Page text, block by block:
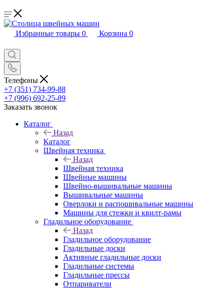
Избранные товары 0 Корзина 0
Телефоны
+7 (351) 734-99-88
+7 (996) 692-25-89
Заказать звонок
Каталог
Назад
Каталог
Швейная техника
Назад
Швейная техника
Швейные машины
Швейно-вышивальные машины
Вышивальные машины
Оверлоки и распошивальные машины
Машины для стежки и квилт-рамы
Гладильное оборудование
Назад
Гладильное оборудование
Гладильные доски
Активные гладильные доски
Гладильные системы
Гладильные прессы
Отпариватели